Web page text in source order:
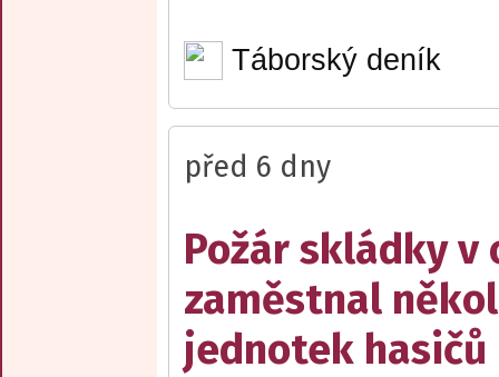
Táborský deník
před 6 dny
Požár skládky v
zaměstnal
jednotek hasičů